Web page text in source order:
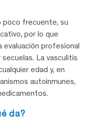
poco frecuente, su
por lo que
evaluación profesional
La vasculitis
edad y, en
autoinmunes,
da?